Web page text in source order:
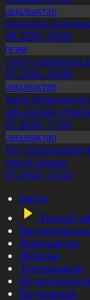
отандық
20:06
партиясы
20:08
облысында
алатын
17:03
облысының
бұзған
17:02
Басты
Тікелей
Бағдарлама
Жаңалықтар
Жобалар
Телехикаялар
Видеоархив